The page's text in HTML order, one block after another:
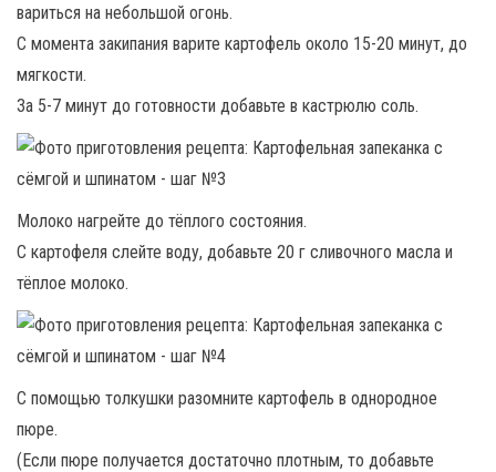
вариться на небольшой огонь.
С момента закипания варите картофель около 15-20 минут, до
мягкости.
За 5-7 минут до готовности добавьте в кастрюлю соль.
Молоко нагрейте до тёплого состояния.
С картофеля слейте воду, добавьте 20 г сливочного масла и
тёплое молоко.
С помощью толкушки разомните картофель в однородное
пюре.
(Если пюре получается достаточно плотным, то добавьте